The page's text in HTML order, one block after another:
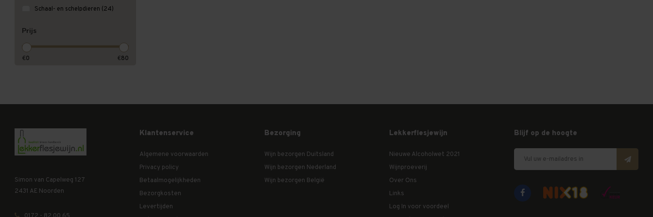
Schaal- en schelpdieren (24)
Prijs
€0 €80
Simon van Capelweg 127
2431 AE Noorden
Klantenservice
Algemene voorwaarden
Privacy policy
Betaalmogelijkheden
Bezorgkosten
Levertijden
Bezorging
Wijn bezorgen Duitsland
Wijn bezorgen Nederland
Wijn bezorgen België
Lekkerflesjewijn
Nieuwe Alcoholwet 2021
Wijnproeverij
Over Ons
Links
Log In voor voordeel
Blijf op de hoogte